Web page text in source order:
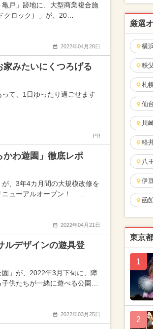
戸」跡地に、大型商業複合施
クロック）」が、20…
2022年04月28日
みたいにくつろげる
て、1日ゆったり過ごせます
PR
かわ遊園」徹底レポ
、3年4カ月間の大規模改修を
ニューアルオープン！ …
2022年04月21日
ルデザインの遊具登
」が、2022年3月下旬に、障
供たちが一緒に遊べる公園…
2022年03月25日
厳選
横
秩
札
仙
川
軽
八
伊
函
東京
1
2